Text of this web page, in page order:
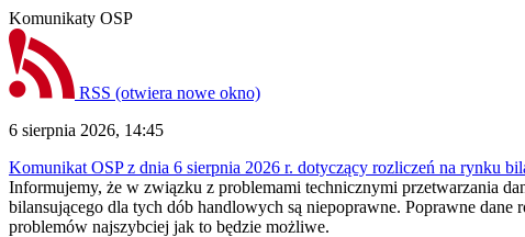
Komunikaty OSP
RSS (otwiera nowe okno)
6 sierpnia 2026, 14:45
Komunikat OSP z dnia 6 sierpnia 2026 r. dotyczący rozliczeń na rynku
Informujemy, że w związku z problemami technicznymi przetwarzania
bilansującego dla tych dób handlowych są niepoprawne. Poprawne
problemów najszybciej jak to będzie możliwe.